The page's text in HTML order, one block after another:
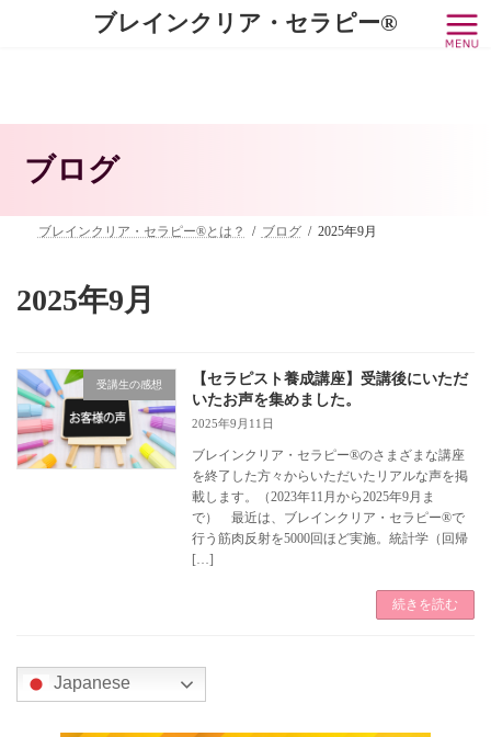
ス
ン
ブレインクリア・セラピー®
ブログ
ブレインクリア・セラピー®とは？ ブログ 2025年9月
2025年9月
受講生の感想
【セラピスト養成講座】受講後にいただ
いたお声を集めました。
2025年9月11日
ブレインクリア・セラピー®のさまざまな講座
を終了した方々からいただいたリアルな声を掲
載します。（2023年11月から2025年9月ま
で） 最近は、ブレインクリア・セラピー®で
行う筋肉反射を5000回ほど実施。統計学（回帰
[…]
続きを読む
Japanese